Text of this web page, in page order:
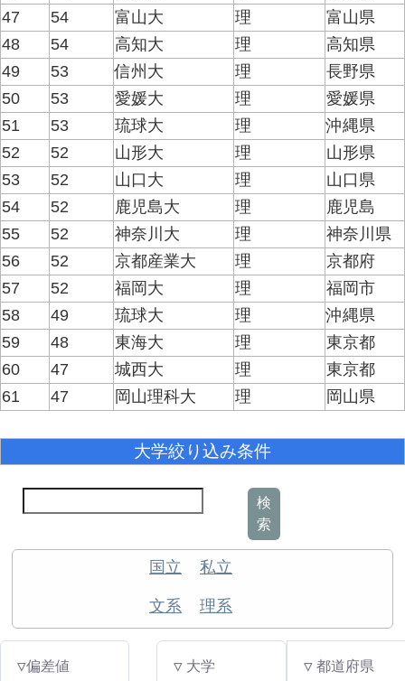
47
54 富山大 理
富山県
48
54 高知大 理
高知県
49
53 信州大 理
長野県
50
53 愛媛大 理
愛媛県
51
53 琉球大 理
沖縄県
52
52 山形大 理
山形県
53
52 山口大 理
山口県
54
52 鹿児島大 理
鹿児島
55
52 神奈川大 理
神奈川県
56
52 京都産業大 理
京都府
57
52 福岡大 理
福岡市
58
49 琉球大 理
沖縄県
59
48 東海大 理
東京都
60
47 城西大 理
東京都
61
47 岡山理科大 理 岡山県
大学絞り込み条件
検
索
国立 私立
文系 理系
▽偏差値 ▽ 大学 ▽ 都道府県